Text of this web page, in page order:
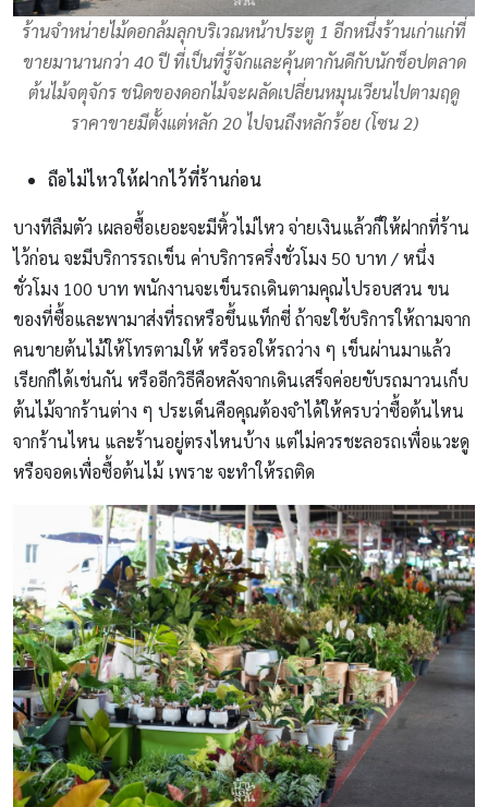
ร้านจำหน่ายไม้ดอกล้มลุกบริเวณหน้าประตู 1 อีกหนึ่งร้านเก่าแก่ที่
ขายมานานกว่า 40 ปี ที่เป็นที่รู้จักและคุ้นตากันดีกับนักช็อปตลาด
ต้นไม้จตุจักร ชนิดของดอกไม้จะผลัดเปลี่ยนหมุนเวียนไปตามฤดู
ราคาขายมีตั้งแต่หลัก 20 ไปจนถึงหลักร้อย (โซน 2)
ถือไม่ไหวให้ฝากไว้ที่ร้านก่อน
บางทีลืมตัว เผลอซื้อเยอะจะมีหิ้วไม่ไหว จ่ายเงินแล้วก็ให้ฝากที่ร้าน
ไว้ก่อน จะมีบริการรถเข็น ค่าบริการครึ่งชั่วโมง 50 บาท / หนึ่ง
ชั่วโมง 100 บาท พนักงานจะเข็นรถเดินตามคุณไปรอบสวน ขน
ของที่ซื้อและพามาส่งที่รถหรือขึ้นแท็กซี่ ถ้าจะใช้บริการให้ถามจาก
คนขายต้นไม้ให้โทรตามให้ หรือรอให้รถว่าง ๆ เข็นผ่านมาแล้ว
เรียกก็ได้เช่นกัน หรืออีกวิธีคือหลังจากเดินเสร็จค่อยขับรถมาวนเก็บ
ต้นไม้จากร้านต่าง ๆ ประเด็นคือคุณต้องจำได้ให้ครบว่าซื้อต้นไหน
จากร้านไหน และร้านอยู่ตรงไหนบ้าง แต่ไม่ควรชะลอรถเพื่อแวะดู
หรือจอดเพื่อซื้อต้นไม้ เพราะ จะทำให้รถติด